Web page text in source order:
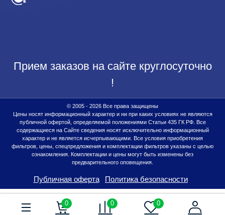
Прием заказов на сайте круглосуточно
!
© 2005 - 2026 Все права защищены
Цены носят информационный характер и ни при каких условиях не являются
публичной офертой, определяемой положениями Статьи 435 ГК РФ. Все
содержащиеся на Сайте сведения носят исключительно информационный
характер и не является исчерпывающими. Все условия приобретения
фильтров, цены, спецпредложения и комплектации фильтров указаны с целью
ознакомления. Комплектации и цены могут быть изменены без
предварительного оповещения.
Публичная оферта Политика безопасности
0 0 0